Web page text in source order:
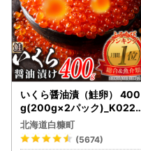
いくら醤油漬（鮭卵） 400
g(200g×2パック)_K022-
1676
北海道白糠町
(5674)